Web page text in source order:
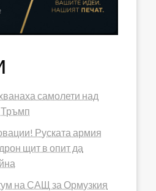
самолети над
Тръмп
Руската армия
щит в опит да
на САЩ за Ормузкия